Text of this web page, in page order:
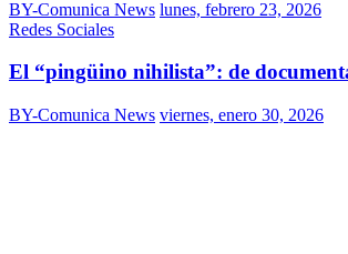
BY-Comunica News lunes, febrero 23, 2026
Redes Sociales
El “pingüino nihilista”: de
BY-Comunica News viernes, enero 30, 2026